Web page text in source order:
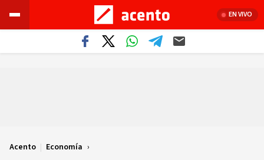
EN VIVO
Acento | Economía